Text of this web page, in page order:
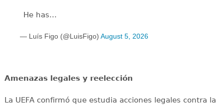
He has…
— Luís Figo (@LuisFigo) August 5, 2026
Amenazas legales y reelección
La UEFA confirmó que estudia acciones legales contra la